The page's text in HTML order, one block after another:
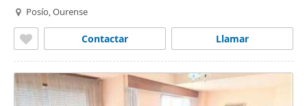
Posío, Ourense
Llamar
Contactar